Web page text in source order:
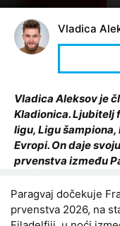
Vladica
Vladica Aleksov je
Kladionica. Ljubitelj
ligu, Ligu
Evropi. On daje
prvenstva između
Paragvaj dočekuje
prvenstva 2026, na